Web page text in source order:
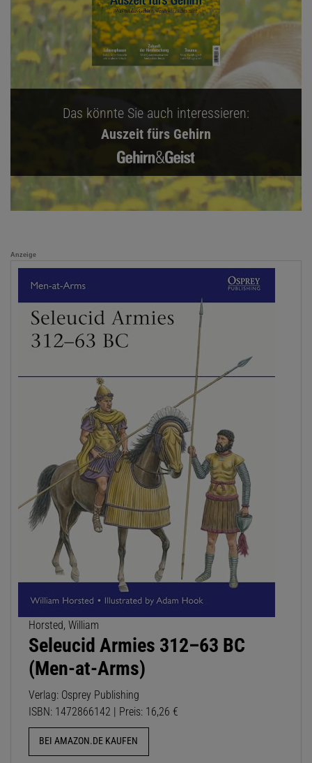
Das könnte Sie auch interessieren:
Auszeit fürs Gehirn
Anzeige
Horsted, William
Seleucid Armies 312–63 BC
(Men-at-Arms)
Verlag: Osprey Publishing
ISBN: 1472866142 | Preis: 16,26 €
BEI AMAZON.DE KAUFEN